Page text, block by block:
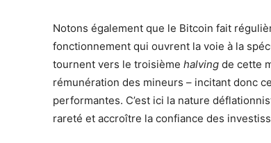
Notons également que le Bitcoin fait
fonctionnement qui ouvrent la voie à la
tournent vers le troisième halving de cette
rémunération des mineurs – incitant donc
performantes. C’est ici la nature
rareté et accroître la confiance des